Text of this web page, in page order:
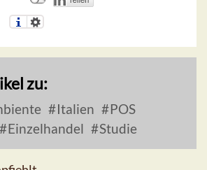
zu:
Italien
POS
Einzelhandel Studie